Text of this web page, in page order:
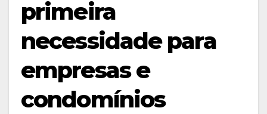
primeira
necessidade para
empresas e
condomínios